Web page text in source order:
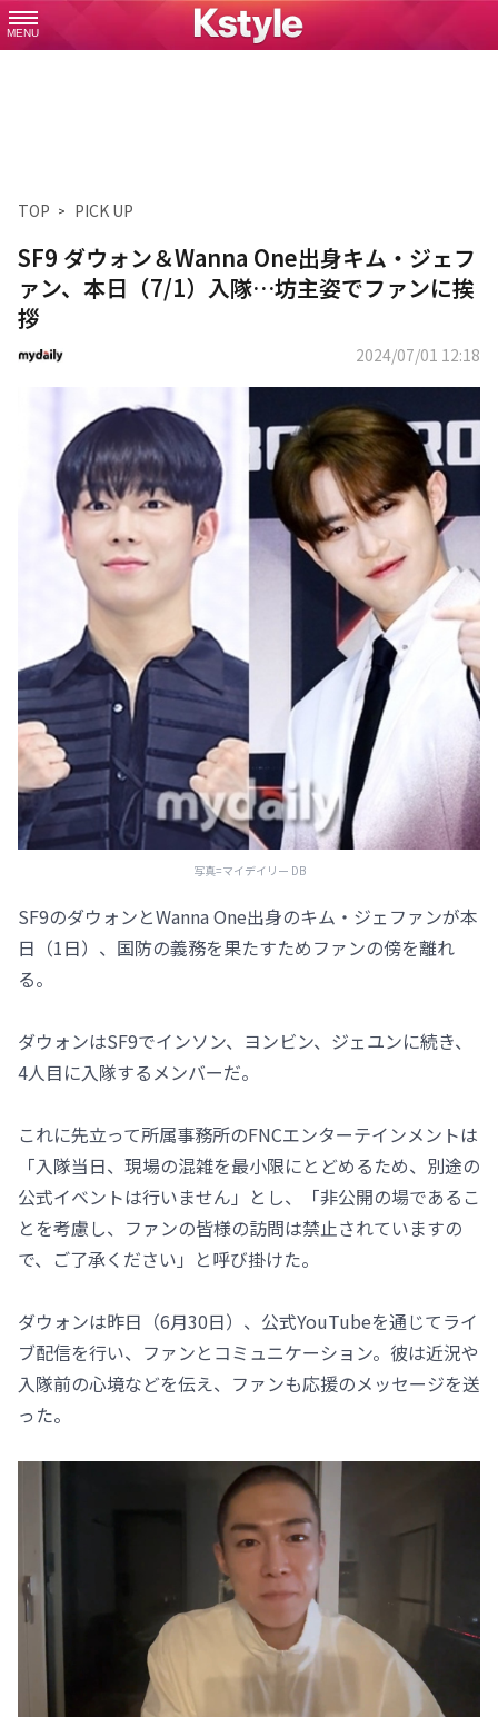
MENU
TOP PICK UP
SF9 ダウォン＆Wanna One出身キム・ジェフ
ァン、本日（7/1）入隊…坊主姿でファンに挨
拶
2024/07/01 12:18
写真=マイデイリー DB
SF9のダウォンとWanna One出身のキム・ジェファンが本
日（1日）、国防の義務を果たすためファンの傍を離れ
る。
ダウォンはSF9でインソン、ヨンビン、ジェユンに続き、
4人目に入隊するメンバーだ。
これに先立って所属事務所のFNCエンターテインメントは
「入隊当日、現場の混雑を最小限にとどめるため、別途の
公式イベントは行いません」とし、「非公開の場であるこ
とを考慮し、ファンの皆様の訪問は禁止されていますの
で、ご了承ください」と呼び掛けた。
ダウォンは昨日（6月30日）、公式YouTubeを通じてライ
ブ配信を行い、ファンとコミュニケーション。彼は近況や
入隊前の心境などを伝え、ファンも応援のメッセージを送
った。